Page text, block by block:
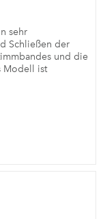
sehr
Schließen der
und die
Modell ist